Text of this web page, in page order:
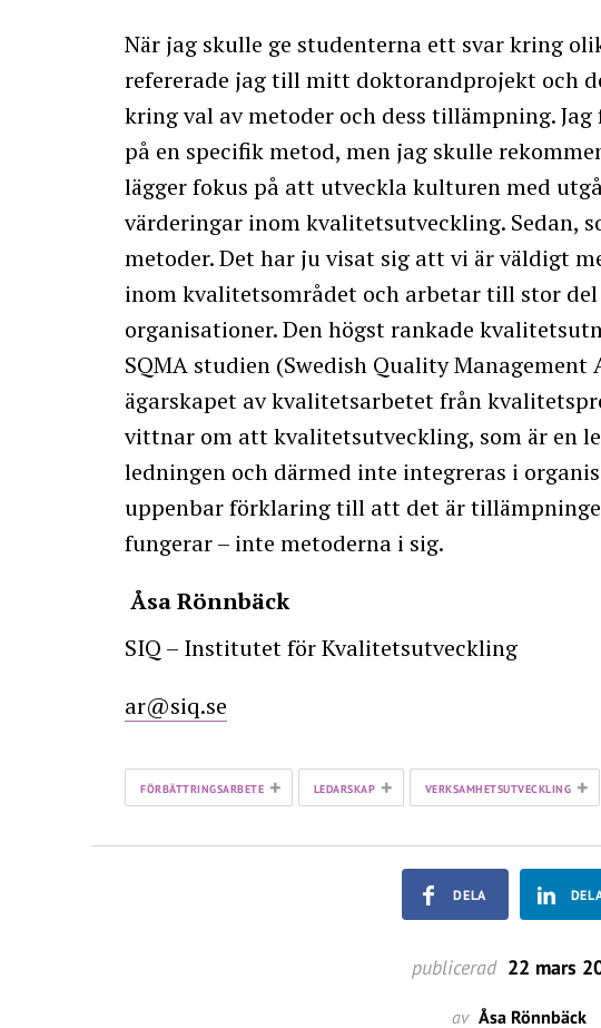
När jag skulle ge studenterna ett svar kring
refererade jag till mitt doktorandprojekt och
kring val av metoder och dess tillämpning.
på en specifik metod, men jag skulle
lägger fokus på att utveckla kulturen med
värderingar inom kvalitetsutveckling. Sedan,
metoder. Det har ju visat sig att vi är väldigt
inom kvalitetsområdet och arbetar till stor
organisationer. Den högst rankade
SQMA studien (Swedish Quality Management
ägarskapet av kvalitetsarbetet från
vittnar om att kvalitetsutveckling, som är en
ledningen och därmed inte integreras i
uppenbar förklaring till att det är
fungerar – inte metoderna i sig.
Åsa Rönnbäck
SIQ – Institutet för Kvalitetsutveckling
ar@siq.se
FÖRBÄTTRINGSARBETE + LEDARSKAP + VERKSAMHETSUTVECKLING +
DELA
publicerad 22 mars
av Åsa Rönnbäck